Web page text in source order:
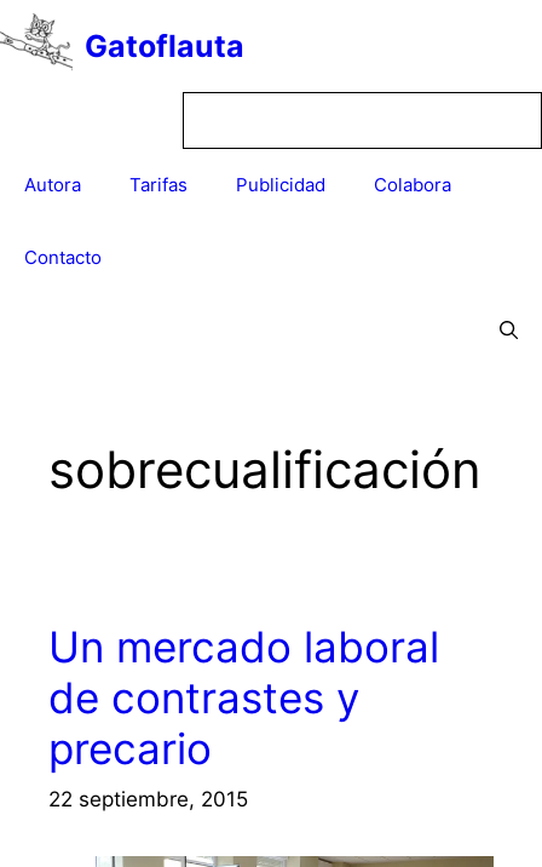
Saltar
al
contenido
Gatoflauta
Autora Tarifas Publicidad Colabora
Contacto
sobrecualificación
Un mercado laboral
de contrastes y
precario
22 septiembre, 2015